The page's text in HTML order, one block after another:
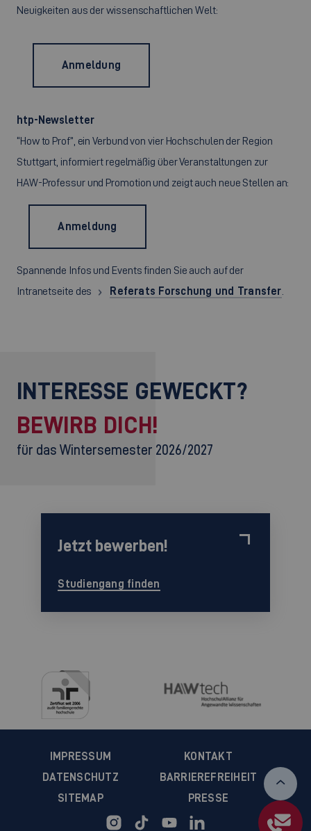
Neuigkeiten aus der wissenschaftlichen Welt:
Anmeldung
htp-Newsletter
“How to Prof”, ein Verbund von vier Hochschulen der Region
Stuttgart, informiert regelmäßig über Veranstaltungen zur
HAW-Professur und Promotion und zeigt auch neue Stellen an:
Anmeldung
Spannende Infos und Events finden Sie auch auf der
Intranetseite des
Referats Forschung und Transfer
INTERESSE GEWECKT?
BEWIRB DICH!
für das Wintersemester 2026/2027
Jetzt bewerben!
Studiengang finden
IMPRESSUM
KONTAKT
DATENSCHUTZ
BARRIEREFREIHEIT
SITEMAP
PRESSE